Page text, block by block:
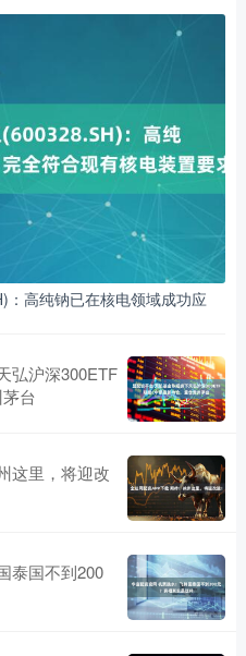
高纯钠已在核电领域成功应
弘沪深300ETF
台
这里，将迎改
泰国不到200